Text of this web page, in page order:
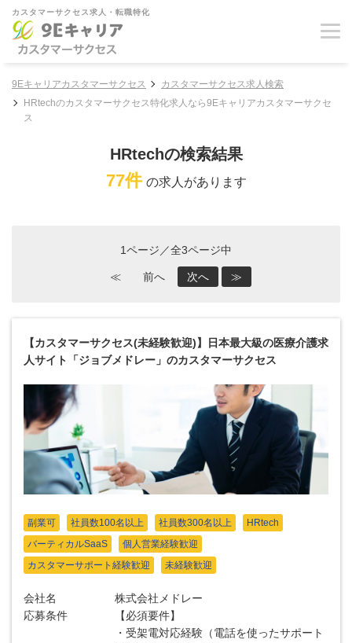
カスタマーサクセス求人・転職特化
9Eキャリアカスタマーサクセス
カスタマーサクセス求人検索
HRtechのカスタマーサクセス特化求人なら9Eキャリアカスタマーサクセ
ス
HRtechの検索結果
77件 の求人があります
1ページ／全3ページ中
≪ 前へ 次へ ≫
【カスタマーサクセス(未経験歓迎)】日本最大級の医療介護求
人サイト「ジョブメドレー」のカスタマーサクセス
副業可 社員数100名以上 社員数300名以上
HRtech
バーティカルSaaS
個人営業経験歓迎
カスタマーサポート経験歓迎
未経験歓迎
会社名
株式会社メドレー
応募条件
【必須要件】
・受架電対応経験（電話を使ったサポート